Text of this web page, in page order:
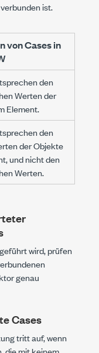
ist.
von Cases in
den
Werten der
Element.
den
der Objekte
und nicht den
Werten.
wird, prüfen
genau
Cases
tritt auf, wenn